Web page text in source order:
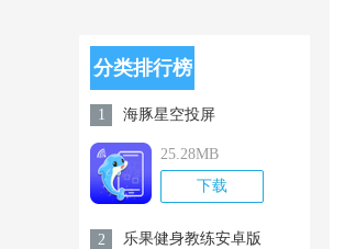
分类排行榜
1 海豚星空投屏
25.28MB
下载
2 乐果健身教练安卓版